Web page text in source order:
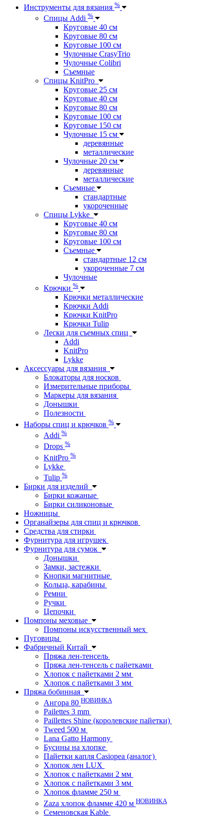
Инструменты для вязания %
Спицы Addi %
Круговые 40 см
Круговые 80 см
Круговые 100 см
Чулочные CrasyTrio
Чулочные Colibri
Съемные
Спицы KnitPro
Круговые 25 см
Круговые 40 см
Круговые 80 см
Круговые 100 см
Круговые 150 см
Чулочные 15 см
деревянные
металлические
Чулочные 20 см
деревянные
металлические
Съемные
стандартные
укороченные
Спицы Lykke
Круговые 40 см
Круговые 80 см
Круговые 100 см
Съемные
стандартные 12 см
укороченные 7 см
Чулочные
Крючки %
Крючки металлические
Крючки Addi
Крючки KnitPro
Крючки Tulip
Лески для съемных спиц
Addi
KnitPro
Lykke
Аксессуары для вязания
Блокаторы для носков
Измерительные приборы
Маркеры для вязания
Донышки
Полезности
Наборы спиц и крючков %
Addi %
Drops %
KnitPro %
Lykke
Tulip %
Бирки для изделий
Бирки кожаные
Бирки силиконовые
Ножницы
Органайзеры для спиц и крючков
Средства для стирки
Фурнитура для игрушек
Фурнитура для сумок
Донышки
Замки, застежки
Кнопки магнитные
Кольца, карабины
Ремни
Ручки
Цепочки
Помпоны меховые
Помпоны искусственный мех
Пуговицы
Фабричный Китай
Пряжа лен-тенсель
Пряжа лен-тенсель с пайетками
Хлопок с пайетками 2 мм
Хлопок с пайетками 3 мм
Пряжа бобинная
Ангора 80 НОВИНКА
Pailettes 3 mm
Paillettes Shine (королевские пайетки)
Tweed 500 м
Lana Gatto Harmony
Бусины на хлопке
Пайетки капля Casiopea (аналог)
Хлопок лен LUX
Хлопок с пайетками 2 мм
Хлопок с пайетками 3 мм
Хлопок фламме 250 м
Zaza хлопок фламме 420 м НОВИНКА
Семеновская Kable